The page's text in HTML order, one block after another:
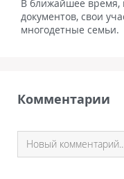
В ближайшее время,
документов, свои
многодетные семьи.
Комментарии